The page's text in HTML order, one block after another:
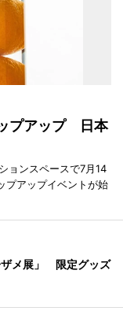
プアップ 日本
ョンスペースで7月14
プアップイベントが始
ザメ展」 限定グッズ